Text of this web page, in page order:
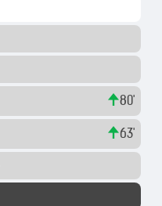
80'
63'